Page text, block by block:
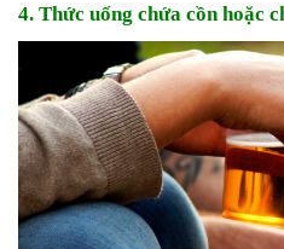
4. Thức uống chứa cồn hoặc